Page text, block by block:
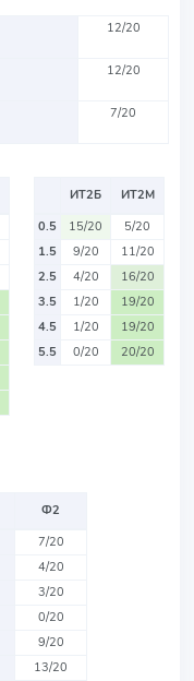
12/20
12/20
7/20
ИТ2Б
ИТ2М
0.5
15/20
5/20
1.5
9/20
11/20
2.5
4/20
16/20
3.5
1/20
19/20
4.5
1/20
19/20
5.5
0/20 20/20
Ф2
7/20
4/20
3/20
0/20
9/20
13/20